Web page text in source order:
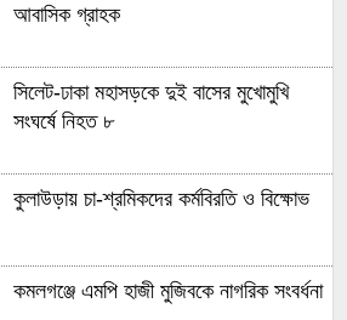
আবাসিক গ্রাহক
‎সিলেট-ঢাকা মহাসড়কে দুই বাসের মুখোমুখি
সংঘর্ষে নিহত ৮
কুলাউড়ায় চা-শ্রমিকদের কর্মবিরতি ও বিক্ষোভ
কমলগঞ্জে এমপি হাজী মুজিবকে নাগরিক সংবর্ধনা